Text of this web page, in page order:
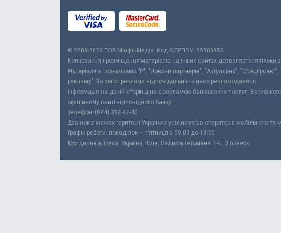
© 2008-2026 ТОВ МiнфiнМедiа. Код ЄДРПОУ: 35506859
Копіювання і розміщення матеріалів на інших сайтах дозволяється
Матеріали з позначками "Р", "Новини партнерів", "Актуально",
рекламу". За зміст реклами відповідальність несе рекламодавець.
Інформація на даній сторінці не є рекламою банківських послуг.
офіційному сайті відповідного банку.
Телефон: (044) 392-47-40
Дзвінок в межах території України з усіх номерів операторів мобільного та
Графік роботи: понеділок – п’ятниця з 09:00 до 18:00
Юридична адреса: Україна, Київ, Вадима Гетьмана, 1-Б, 3 поверх